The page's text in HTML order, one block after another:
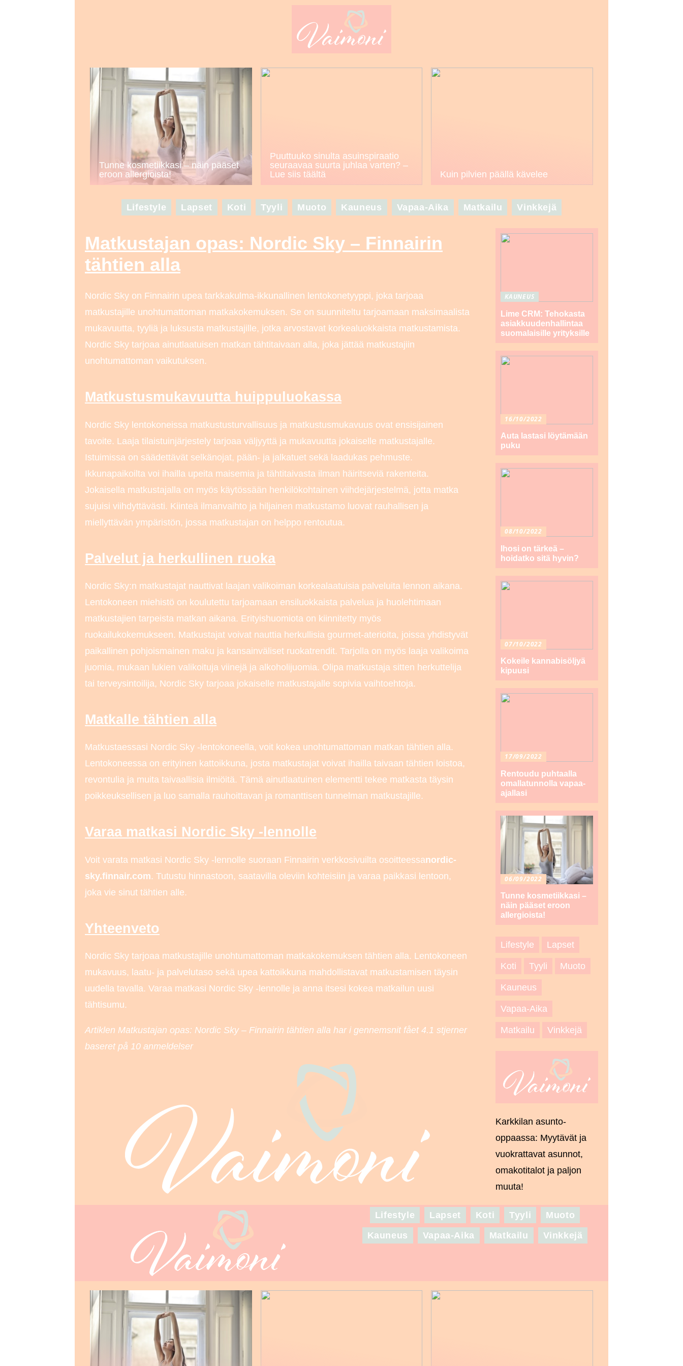
Tunne kosmetiikkasi – näin pääset
eroon allergioista!
Puuttuuko sinulta asuinspiraatio
seuraavaa suurta juhlaa varten? –
Lue siis täältä
Kuin pilvien päällä kävelee
Lifestyle Lapset Koti Tyyli Muoto Kauneus Vapaa-Aika Matkailu Vinkkejä
Matkustajan opas: Nordic Sky – Finnairin
tähtien alla
Nordic Sky on Finnairin upea tarkkakulma-ikkunallinen lentokonetyyppi, joka tarjoaa
matkustajille unohtumattoman matkakokemuksen. Se on suunniteltu tarjoamaan maksimaalista
mukavuutta, tyyliä ja luksusta matkustajille, jotka arvostavat korkealuokkaista matkustamista.
Nordic Sky tarjoaa ainutlaatuisen matkan tähtitaivaan alla, joka jättää matkustajiin
unohtumattoman vaikutuksen.
Matkustusmukavuutta huippuluokassa
Nordic Sky lentokoneissa matkustusturvallisuus ja matkustusmukavuus ovat ensisijainen
tavoite. Laaja tilaistuinjärjestely tarjoaa väljyyttä ja mukavuutta jokaiselle matkustajalle.
Istuimissa on säädettävät selkänojat, pään- ja jalkatuet sekä laadukas pehmuste.
Ikkunapaikoilta voi ihailla upeita maisemia ja tähtitaivasta ilman häiritseviä rakenteita.
Jokaisella matkustajalla on myös käytössään henkilökohtainen viihdejärjestelmä, jotta matka
sujuisi viihdyttävästi. Kiinteä ilmanvaihto ja hiljainen matkustamo luovat rauhallisen ja
miellyttävän ympäristön, jossa matkustajan on helppo rentoutua.
Palvelut ja herkullinen ruoka
Nordic Sky:n matkustajat nauttivat laajan valikoiman korkealaatuisia palveluita lennon aikana.
Lentokoneen miehistö on koulutettu tarjoamaan ensiluokkaista palvelua ja huolehtimaan
matkustajien tarpeista matkan aikana. Erityishuomiota on kiinnitetty myös
ruokailukokemukseen. Matkustajat voivat nauttia herkullisia gourmet-aterioita, joissa yhdistyvät
paikallinen pohjoismainen maku ja kansainväliset ruokatrendit. Tarjolla on myös laaja valikoima
juomia, mukaan lukien valikoituja viinejä ja alkoholijuomia. Olipa matkustaja sitten herkuttelija
tai terveysintoilija, Nordic Sky tarjoaa jokaiselle matkustajalle sopivia vaihtoehtoja.
Matkalle tähtien alla
Matkustaessasi Nordic Sky -lentokoneella, voit kokea unohtumattoman matkan tähtien alla.
Lentokoneessa on erityinen kattoikkuna, josta matkustajat voivat ihailla taivaan tähtien loistoa,
revontulia ja muita taivaallisia ilmiöitä. Tämä ainutlaatuinen elementti tekee matkasta täysin
poikkeuksellisen ja luo samalla rauhoittavan ja romanttisen tunnelman matkustajille.
Varaa matkasi Nordic Sky -lennolle
Voit varata matkasi Nordic Sky -lennolle suoraan Finnairin verkkosivuilta osoitteessanordic-
sky.finnair.com. Tutustu hinnastoon, saatavilla oleviin kohteisiin ja varaa paikkasi lentoon,
joka vie sinut tähtien alle.
Yhteenveto
Nordic Sky tarjoaa matkustajille unohtumattoman matkakokemuksen tähtien alla. Lentokoneen
mukavuus, laatu- ja palvelutaso sekä upea kattoikkuna mahdollistavat matkustamisen täysin
uudella tavalla. Varaa matkasi Nordic Sky -lennolle ja anna itsesi kokea matkailun uusi
tähtisumu.
Artiklen Matkustajan opas: Nordic Sky – Finnairin tähtien alla har i gennemsnit fået 4.1 stjerner
baseret på 10 anmeldelser
KAUNEUS
Lime CRM: Tehokasta
asiakkuudenhallintaa
suomalaisille yrityksille
16/10/2022
Auta lastasi löytämään
puku
08/10/2022
Ihosi on tärkeä –
hoidatko sitä hyvin?
07/10/2022
Kokeile kannabisöljyä
kipuusi
17/09/2022
Rentoudu puhtaalla
omallatunnolla vapaa-
ajallasi
06/09/2022
Tunne kosmetiikkasi –
näin pääset eroon
allergioista!
Lifestyle Lapset
Koti Tyyli Muoto
Kauneus
Vapaa-Aika
Matkailu Vinkkejä
Karkkilan asunto-
oppaassa: Myytävät ja
vuokrattavat asunnot,
omakotitalot ja paljon
muuta!
Lifestyle Lapset Koti Tyyli
Muoto
Kauneus
Vapaa-Aika Matkailu Vinkkejä